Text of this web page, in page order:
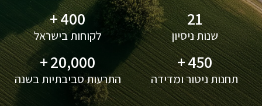
21
שנות ניסיון
400
+
לקוחות בישראל
450
+
תחנות ניטור ומדידה
20,000
+
התרעות סביבתיות בשנה